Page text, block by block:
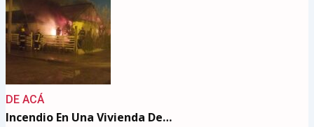
DE ACÁ
Incendio En Una Vivienda De…